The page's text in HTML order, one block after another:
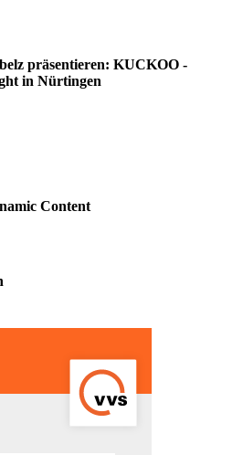
präsentieren: KUCKOO -
in Nürtingen
Content